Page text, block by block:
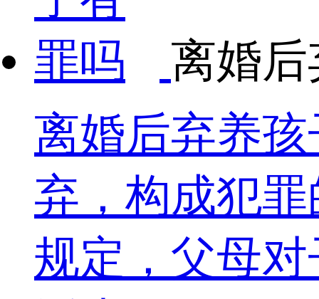
离婚
离婚后弃养
弃，构成犯
规定，父母